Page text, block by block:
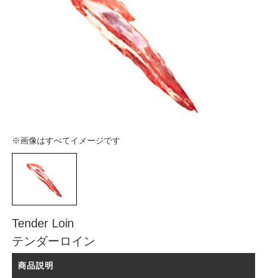
※画像はすべてイメージです
Tender Loin
テンダーロイン
商品説明